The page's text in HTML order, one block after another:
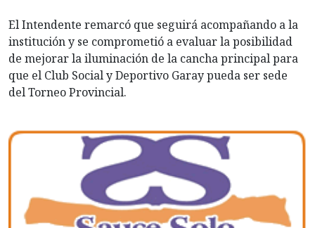
El Intendente remarcó que seguirá acompañando a la
institución y se comprometió a evaluar la posibilidad
de mejorar la iluminación de la cancha principal para
que el Club Social y Deportivo Garay pueda ser sede
del Torneo Provincial.